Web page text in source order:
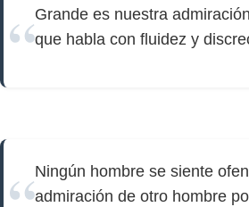
Grande es nuestra
que habla con fluidez y
Ningún hombre se siente
admiración de otro hombre